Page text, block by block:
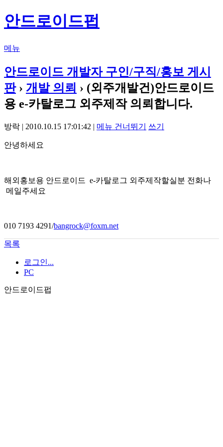
안드로이드펍
메뉴
안드로이드 개발자 구인/구직/홍보 게시
판› 개발 의뢰 › (외주개발건)안드로이드
용 e-카탈로그 외주제작 의뢰합니다.
방락 | 2010.10.15 17:01:42 | 메뉴 건너뛰기 쓰기
안녕하세요
해외홍보용 안드로이드 e-카탈로그 외주제작할실분 전화나
메일주세요
010 7193 4291/bangrock@foxm.net
목록
로그인...
PC
안드로이드펍